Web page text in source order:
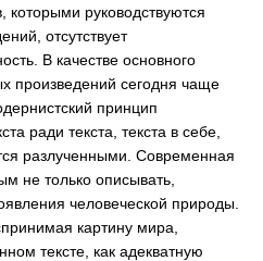
которыми руководствуются
отсутствует
В качестве основного
произведений сегодня чаще
принцип
ради текста, текста в себе,
разлученными. Современная
не только описывать,
человеческой природы.
картину мира,
тексте, как адекватную